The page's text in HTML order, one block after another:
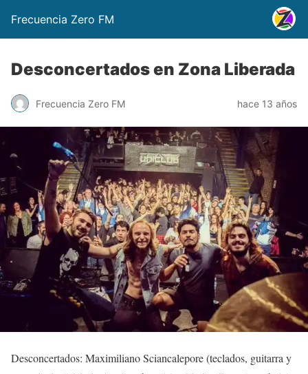
Frecuencia Zero FM
Desconcertados en Zona Liberada
Frecuencia Zero FM hace 13 años
Desconcertados: Maximiliano Sciancalepore (teclados, guitarra y